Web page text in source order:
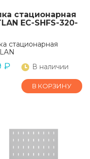
стационарная
EC-SHFS-320-
стационарная
₽ В наличии
В КОРЗИНУ